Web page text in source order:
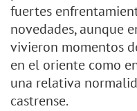
fuertes
novedades, aunque
vivieron momentos
en el oriente como
una relativa
castrense.